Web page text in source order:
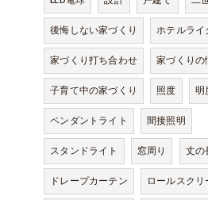
後悔しない家づくり
ホテルライ
家づくり打ち合わせ
家づくりの
子育て中の家づくり
照度
明
ペンダントライト
間接照明
スタンドライト
窓周り
丈の
ドレープカーテン
ロールスクリ